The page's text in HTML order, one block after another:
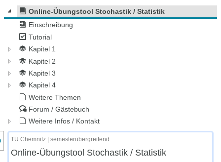
Online-Übungstool Stochastik / Statistik
Einschreibung
Tutorial
Kapitel 1
Kapitel 2
Kapitel 3
Kapitel 4
Weitere Themen
Forum / Gästebuch
Weitere Infos / Kontakt
des Kursmenüs
TU Chemnitz | semesterübergreifend
Online-Übungstool Stochastik / Statistik